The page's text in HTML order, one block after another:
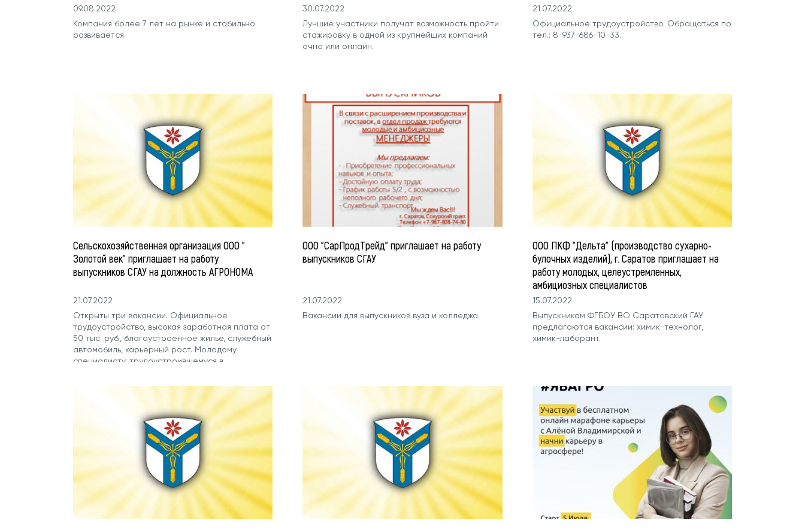
09.08.2022
Компания более 7 лет на рынке и стабильно
развивается.
30.07.2022
Лучшие участники получат возможность пройти
стажировку в одной из крупнейших компаний
очно или онлайн.
21.07.2022
Официальное трудоустройство. Обращаться по
тел.: 8-937-686-10-33.
Сельскохозяйственная организация ООО "
Золотой век" приглашает на работу
выпускников СГАУ на должность АГРОНОМА
21.07.2022
Открыты три вакансии. Официальное
трудоустройство, высокая заработная плата от
50 тыс. руб., благоустроенное жилье, служебный
автомобиль, карьерный рост. Молодому
специалисту, трудоустроившемуся в
полагается выплата от Минсельхоза
Саратовской области в размере 320 тыс. руб.
ООО "Золотой век" расположено в
Балаковском районе Саратовской области.
ООО "СарПродТрейд" приглашает на работу
выпускников СГАУ
21.07.2022
Вакансии для выпускников вуза и колледжа.
ООО ПКФ "Дельта" (производство сухарно-
булочных изделий), г. Саратов приглашает на
работу молодых, целеустремленных,
амбициозных специалистов
15.07.2022
Выпускникам ФГБОУ ВО Саратовский ГАУ
предлагаются вакансии: химик-технолог,
химик-лаборант.